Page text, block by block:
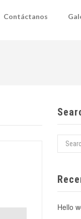
Contáctanos
Hello